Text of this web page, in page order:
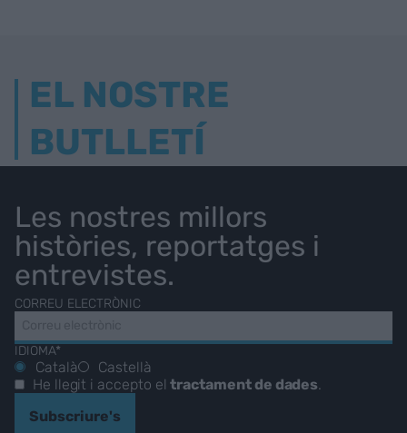
EL NOSTRE
BUTLLETÍ
Les nostres millors
històries, reportatges i
entrevistes.
CORREU ELECTRÒNIC
IDIOMA*
Català
Castellà
He llegit i accepto eltractament de dades.
Subscriure's